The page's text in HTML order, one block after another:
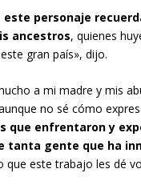
este personaje
ancestros, quienes
gran país», dijo.
a mi madre y mis
no sé cómo
que enfrentaron y
tanta gente que ha
que este trabajo les dé